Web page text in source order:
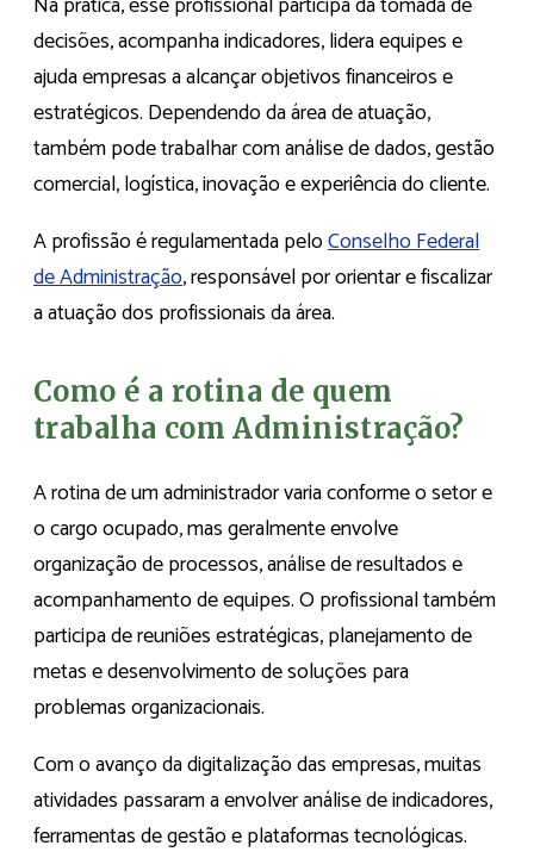
decisões, acompanha indicadores, lidera equipes e
ajuda empresas a alcançar objetivos financeiros e
estratégicos. Dependendo da área de atuação,
também pode trabalhar com análise de dados, gestão
comercial, logística, inovação e experiência do cliente.
A profissão é regulamentada peloConselho Federal
de Administração, responsável por orientar e fiscalizar
a atuação dos profissionais da área.
Como é a rotina de quem
trabalha com Administração?
A rotina de um administrador varia conforme o setor e
o cargo ocupado, mas geralmente envolve
organização de processos, análise de resultados e
acompanhamento de equipes. O profissional também
participa de reuniões estratégicas, planejamento de
metas e desenvolvimento de soluções para
problemas organizacionais.
Com o avanço da digitalização das empresas, muitas
atividades passaram a envolver análise de indicadores,
ferramentas de gestão e plataformas tecnológicas.